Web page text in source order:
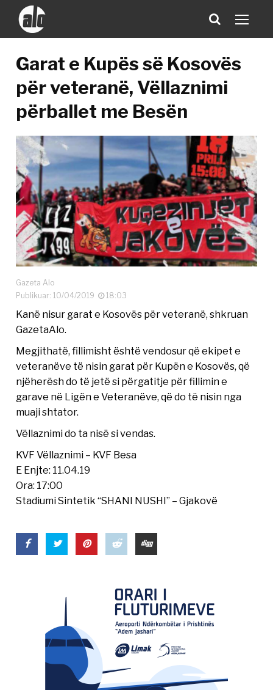
Garat e Kupës së Kosovës
për veteranë, Vëllaznimi
përballet me Besën
Gazeta Alo
Publikuar: 10/04/2019
18:03
Kanë nisur garat e Kosovës për veteranë, shkruan
GazetaAlo.
Megjithatë, fillimisht është vendosur që ekipet e
veteranëve të nisin garat për Kupën e Kosovës, që
njëherësh do të jetë si përgatitje për fillimin e
garave në Ligën e Veteranëve, që do të nisin nga
muaji shtator.
Vëllaznimi do ta nisë si vendas.
KVF Vëllaznimi – KVF Besa
E Enjte: 11.04.19
Ora: 17:00
Stadiumi Sintetik “SHANI NUSHI” – Gjakovë